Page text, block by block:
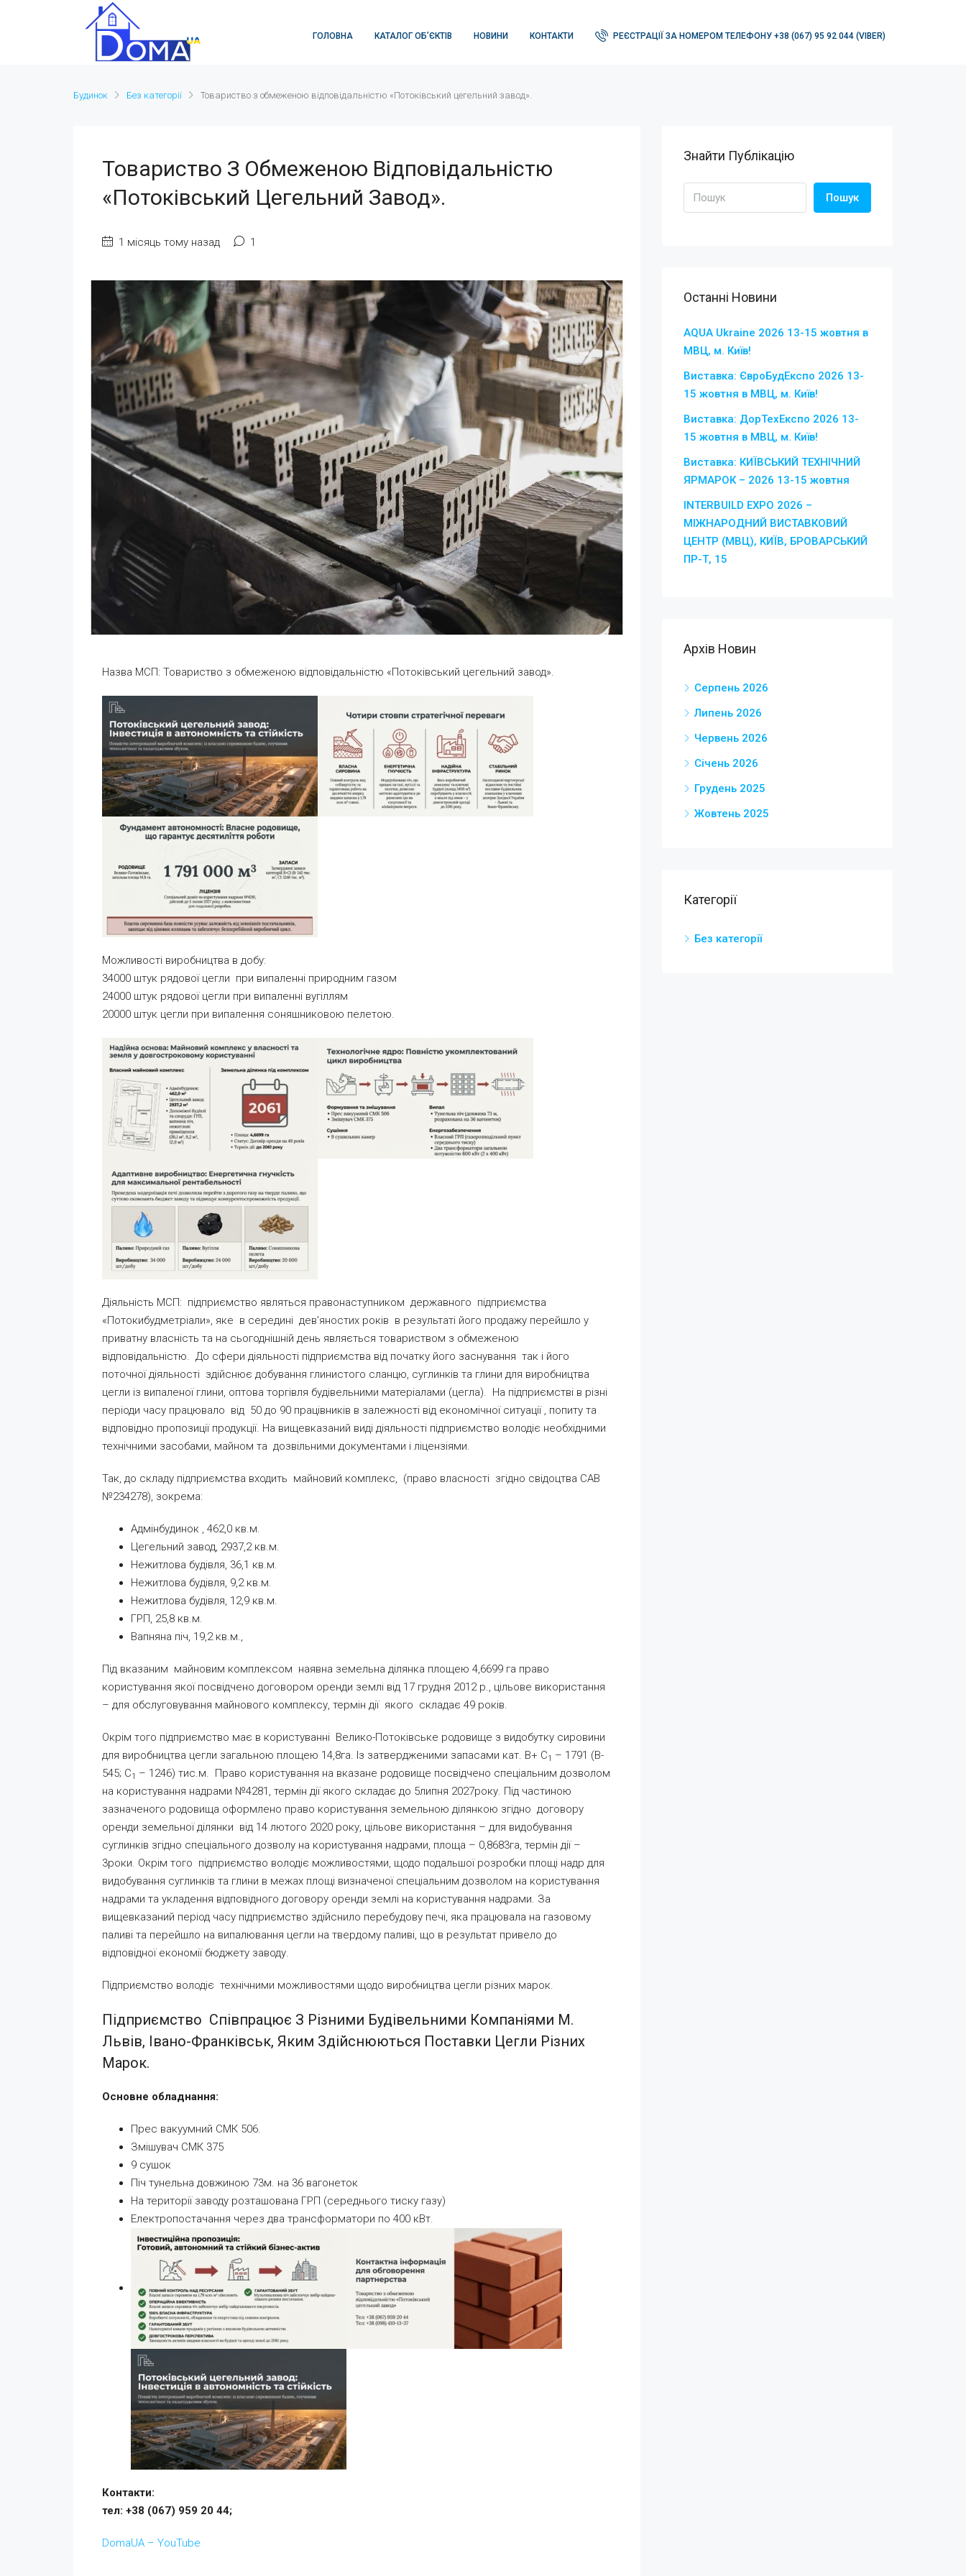
ГОЛОВНА КАТАЛОГ ОБ’ЄКТІВ НОВИНИ КОНТАКТИ РЕЄСТРАЦІЇ ЗА НОМЕРОМ ТЕЛЕФОНУ +38 (067) 95 92 044 (VIBER)
Будинок Без категорії Товариство з обмеженою відповідальністю «Потоківський цегельний завод».
Товариство З Обмеженою Відповідальністю
«Потоківський Цегельний Завод».
1 місяць тому назад 1
Назва МСП: Товариство з обмеженою відповідальністю «Потоківський цегельний завод».
Можливості виробництва в добу:
34000 штук рядової цегли при випаленні природним газом
24000 штук рядової цегли при випаленні вугіллям
20000 штук цегли при випалення соняшниковою пелетою.
Діяльність МСП: підприємство являться правонаступником державного підприємства
«Потокибудметріали», яке в середині дев’яностих років в результаті його продажу перейшло у
приватну власність та на сьогоднішній день являється товариством з обмеженою
відповідальністю. До сфери діяльності підприємства від початку його заснування так і його
поточної діяльності здійснює добування глинистого сланцю, суглинків та глини для виробництва
цегли із випаленої глини, оптова торгівля будівельними матеріалами (цегла). На підприємстві в різні
періоди часу працювало від 50 до 90 працівників в залежності від економічної ситуації , попиту та
відповідно пропозиції продукції. На вищевказаний виді діяльності підприємство володіє необхідними
технічними засобами, майном та дозвільними документами і ліцензіями.
Так, до складу підприємства входить майновий комплекс, (право власності згідно свідоцтва САВ
№234278), зокрема:
Адмінбудинок , 462,0 кв.м.
Цегельний завод, 2937,2 кв.м.
Нежитлова будівля, 36,1 кв.м.
Нежитлова будівля, 9,2 кв.м.
Нежитлова будівля, 12,9 кв.м.
ГРП, 25,8 кв.м.
Вапняна піч, 19,2 кв.м.,
Під вказаним майновим комплексом наявна земельна ділянка площею 4,6699 га право
користування якої посвідчено договором оренди землі від 17 грудня 2012 р., цільове використання
– для обслуговування майнового комплексу, термін дії якого складає 49 років.
Окрім того підприємство має в користуванні Велико-Потоківське родовище з видобутку сировини
для виробництва цегли загальною площею 14,8га. Із затвердженими запасами кат. В+ С1 – 1791 (В-
545; С1 – 1246) тис.м. Право користування на вказане родовище посвідчено спеціальним дозволом
на користування надрами №4281, термін дії якого складає до 5липня 2027року. Під частиною
зазначеного родовища оформлено право користування земельною ділянкою згідно договору
оренди земельної ділянки від 14 лютого 2020 року, цільове використання – для видобування
суглинків згідно спеціального дозволу на користування надрами, площа – 0,8683га, термін дії –
3роки. Окрім того підприємство володіє можливостями, щодо подальшої розробки площі надр для
видобування суглинків та глини в межах площі визначеної спеціальним дозволом на користування
надрами та укладення відповідного договору оренди землі на користування надрами. За
вищевказаний період часу підприємство здійснило перебудову печі, яка працювала на газовому
паливі та перейшло на випалювання цегли на твердому паливі, що в результат привело до
відповідної економії бюджету заводу.
Підприємство володіє технічними можливостями щодо виробництва цегли різних марок.
Підприємство Співпрацює З Різними Будівельними Компаніями М.
Львів, Івано-Франківськ, Яким Здійснюються Поставки Цегли Різних
Марок.
Основне обладнання:
Прес вакуумний СМК 506.
Змішувач СМК 375
9 сушок
Піч тунельна довжиною 73м. на 36 вагонеток
На території заводу розташована ГРП (середнього тиску газу)
Електропостачання через два трансформатори по 400 кВт.
Контакти:
тел: +38 (067) 959 20 44;
DomaUA – YouTube
Знайти Публікацію
Пошук
Останні Новини
AQUA Ukraine 2026 13-15 жовтня в
МВЦ, м. Київ!
Виставка: ЄвроБудЕкспо 2026 13-
15 жовтня в МВЦ, м. Київ!
Виставка: ДорТехЕкспо 2026 13-
15 жовтня в МВЦ, м. Київ!
Виставка: КИЇВСЬКИЙ ТЕХНІЧНИЙ
ЯРМАРОК – 2026 13-15 жовтня
INTERBUILD EXPO 2026 –
МІЖНАРОДНИЙ ВИСТАВКОВИЙ
ЦЕНТР (МВЦ), КИЇВ, БРОВАРСЬКИЙ
ПР-Т, 15
Aрхів Новин
Серпень 2026
Липень 2026
Червень 2026
Січень 2026
Грудень 2025
Жовтень 2025
Категорії
Без категорії